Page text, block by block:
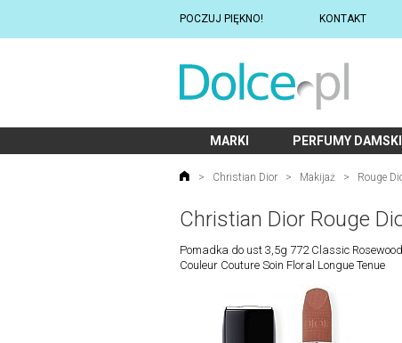
POCZUJ PIĘKNO! KONTAKT
MARKI PERFUMY
> Christian Dior > Makijaż > Rouge
Christian Dior Rouge
Pomadka do ust 3,5g 772 Classic Rosewood
Couleur Couture Soin Floral Longue Tenue